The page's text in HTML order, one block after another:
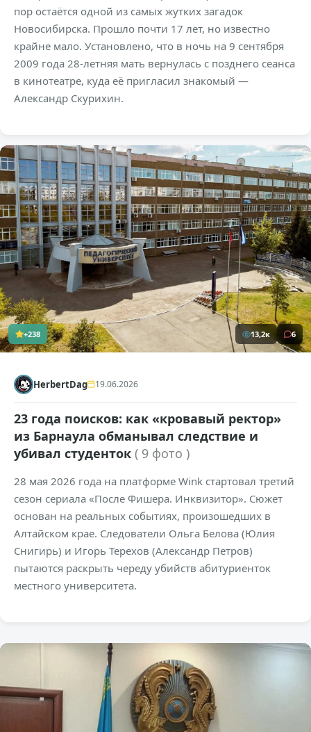
пор остаётся одной из самых жутких загадок
Новосибирска. Прошло почти 17 лет, но известно
крайне мало. Установлено, что в ночь на 9 сентября
2009 года 28-летняя мать вернулась с позднего сеанса
в кинотеатре, куда её пригласил знакомый —
Александр Скурихин.
+238 13,2к 6
HerbertDag 19.06.2026
23 года поисков: как «кровавый ректор»
из Барнаула обманывал следствие и
убивал студенток ( 9 фото )
28 мая 2026 года на платформе Wink стартовал третий
сезон сериала «После Фишера. Инквизитор». Сюжет
основан на реальных событиях, произошедших в
Алтайском крае. Следователи Ольга Белова (Юлия
Снигирь) и Игорь Терехов (Александр Петров)
пытаются раскрыть череду убийств абитуриенток
местного университета.